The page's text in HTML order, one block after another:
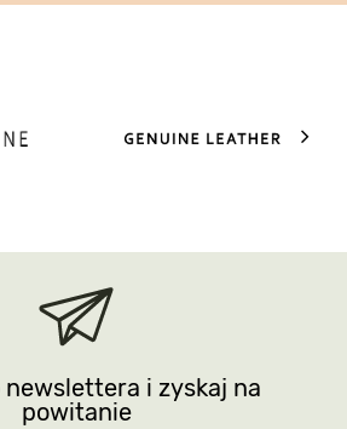
newslettera i zyskaj na
powitanie